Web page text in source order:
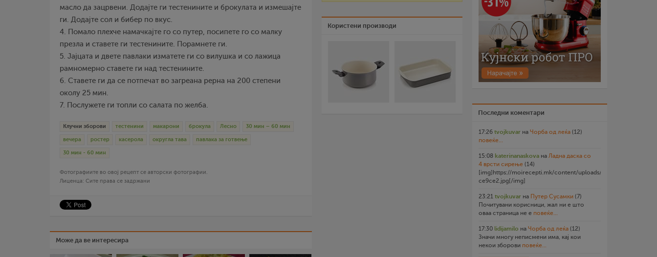
масло да зацрвени. Додајте ги тестенините и брокулата и измешајте
ги. Додајте сол и бибер по вкус.
4. Помало плехче намачкајте го со путер, посипете го со малку
презла и ставете ги тестенините. Порамнете ги.
5. Јајцата и двете павлаки изматете ги со вилушка и со лажица
рамномерно ставете ги над тестенините.
6. Ставете ги да се потпечат во загреана рерна на 200 степени
околу 25 мин.
7. Послужете ги топли со салата по желба.
Клучни зборови тестенини макарони брокула Лесно 30 мин – 60 мин
вечера ростер касерола округла тава павлака за готвење
30 мин - 60 мин
Фотографиите во овој рецепт се авторски фотографии.
Лиценца: Сите права се задржани
Може да ве интересира
Користени производи
Последни коментари
17:26 tvojkuvar на Чорба од леќа (12)
повеќе...
15:08 katerinanaskova на Ладна даска со
4 врсти сирење (14)
[img]https://moirecepti.mk/content/uploads/2026/07/
ce9ce2.jpg[/img]
23:21 tvojkuvar на Путер Сусамки (7)
Почитувани корисници, жал ни е што
оваа страница не е повеќе...
17:30 lidijamilo на Чорба од леќа (12)
Значи многу неписмени има, кај кои
некои зборови повеќе...